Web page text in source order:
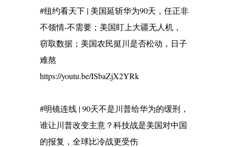
#纽约看天下 | 美国延斩华为90天，任正非
不领情-不需要；美国盯上大疆无人机，
窃取数据；美国农民挺川是否松动，日子
难熬
https://youtu.be/ISbaZjX2YRk
#明镜连线 | 90天不是川普给华为的缓刑，
谁让川普改变主意？科技战是美国对中国
的报复，全球比冷战更受伤